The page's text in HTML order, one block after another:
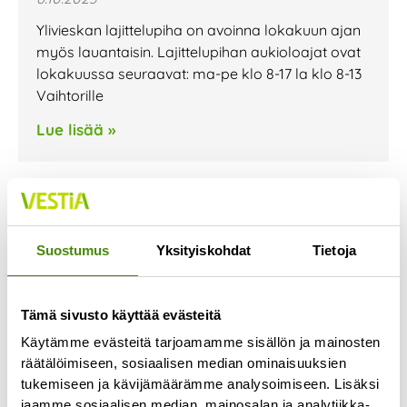
Suostumus Yksityiskohdat Tietoja
Tämä sivusto käyttää evästeitä
Käytämme evästeitä tarjoamamme sisällön ja mainosten
räätälöimiseen, sosiaalisen median ominaisuuksien
tukemiseen ja kävijämäärämme analysoimiseen. Lisäksi
Ylivieskan lajittelupiha on avoinna lokakuun ajan
myös lauantaisin. Lajittelupihan aukioloajat ovat
lokakuussa seuraavat: ma-pe klo 8-17 la klo 8-13
Vaihtorille
Lue lisää »
Jäteastioiden
tyhjennyspäivissä muutoksia
loka-marraskuussa
28.9.2023
Kannuksen, Sievin ja Toholammin alueen
jätekuljetusten urakoitsija vaihtuu lokakuun
alussa. Urakoitsijan vaihtumisen seurauksena